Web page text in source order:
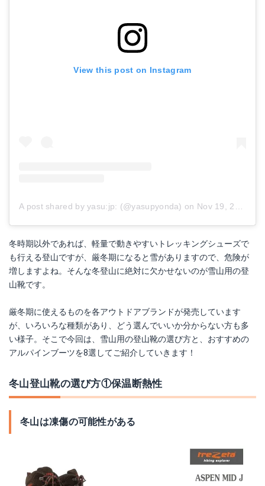
View this post on Instagram
A post shared by yasu:jp: (@yasupyonda) on Nov 19, 2017 at 1:05am PST
冬時期以外であれば、軽量で動きやすいトレッキングシューズで
も行える登山ですが、厳冬期になると雪がありますので、危険が
増しますよね。そんな冬登山に絶対に欠かせないのが雪山用の登
山靴です。
厳冬期に使えるものを各アウトドアブランドが発売しています
が、いろいろな種類があり、どう選んでいいか分からない方も多
い様子。そこで今回は、雪山用の登山靴の選び方と、おすすめの
アルパインブーツを8選してご紹介していきます！
冬山登山靴の選び方①保温断熱性
冬山は凍傷の可能性がある